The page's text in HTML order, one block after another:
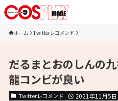
ホーム Twitterレコメンド
だるまとおのしんの
龍コンビが良い
Twitterレコメンド 2021年11月5日